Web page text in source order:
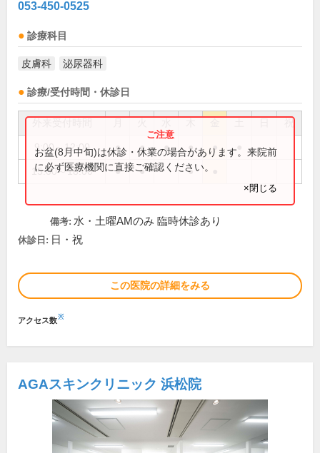
053-450-0525
診療科目
皮膚科 泌尿器科
診療/受付時間・休診日
祝
9:00～12:00 ● ● ● ● ●
15:00～18:00 ● ● ●
お盆(8月中旬)は休診・休業の場合があります。来院前
に必ず医療機関に直接ご確認ください。
×閉じる
備考: 水・土曜AMのみ 臨時休診あり
休診日: 日・祝
この医院の詳細をみる
アクセス数※
AGAスキンクリニック 浜松院